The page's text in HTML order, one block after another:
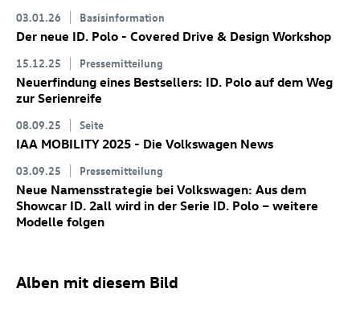
03.01.26 Basisinformation
Der neue ID. Polo - Covered Drive & Design Workshop
15.12.25 Pressemitteilung
Neuerfindung eines Bestsellers: ID. Polo auf dem Weg
zur Serienreife
08.09.25 Seite
IAA MOBILITY 2025 - Die Volkswagen News
03.09.25 Pressemitteilung
Neue Namensstrategie bei Volkswagen: Aus dem
Showcar ID. 2all wird in der Serie ID. Polo – weitere
Modelle folgen
Alben mit diesem Bild